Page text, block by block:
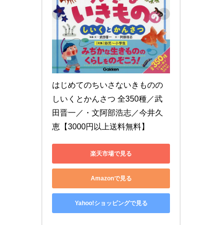
はじめてのちいさないきものの
しいくとかんさつ 全350種／武
田晋一／・文阿部浩志／今井久
恵【3000円以上送料無料】
楽天市場で見る
Amazonで見る
Yahoo!ショッピングで見る